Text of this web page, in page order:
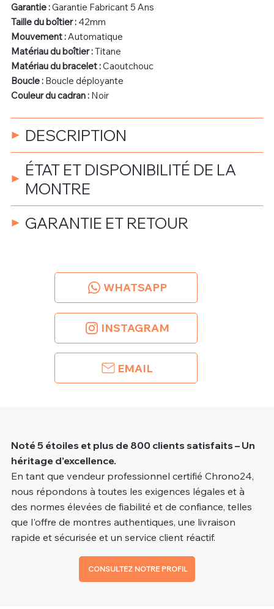
Garantie :Garantie Fabricant 5 Ans
Taille du boîtier : 42mm
Mouvement :Automatique
Matériau du boîtier :Titane
Matériau du bracelet :Caoutchouc
Boucle : Boucle déployante
Couleur du cadran : Noir
DESCRIPTION
ÉTAT ET DISPONIBILITÉ DE LA
MONTRE
GARANTIE ET RETOUR
WHATSAPP
INSTAGRAM
EMAIL
Noté 5 étoiles et plus de 800 clients satisfaits – Un
héritage d’excellence.
En tant que vendeur professionnel certifié Chrono24,
nous répondons à toutes les exigences légales et à
des normes élevées de fiabilité et de confiance, telles
que l'offre de montres authentiques, une livraison
rapide et sécurisée et un service client réactif.
CONSULTEZ NOTRE PROFIL